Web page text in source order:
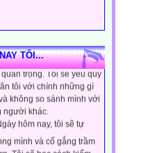
TÔI...
là người đặc biệt, một
trọng. Tôi sẽ yêu quý
tôi với chính những gì
không so sánh mình với
người khác.
hôm nay, tôi sẽ tự
mình và cố gắng trầm
Tôi sẽ học cách kiểm